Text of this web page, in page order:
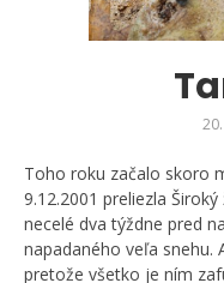
Toho roku začalo skoro
9.12.2001 preliezla
necelé dva týždne pred
napadaného veľa snehu.
pretože všetko je ním